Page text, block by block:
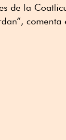
de la
comenta